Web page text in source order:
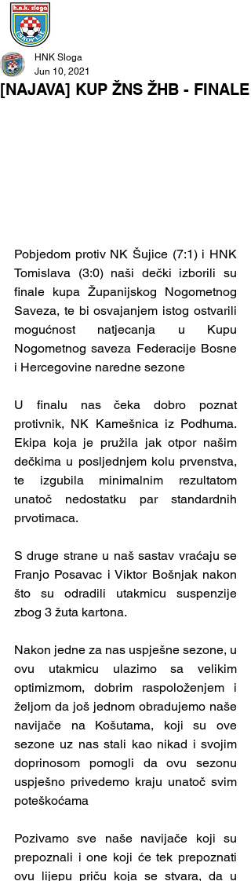
[NAJAVA] KUP ŽNS ŽHB - FINALE
HNK Sloga
Jun 10, 2021
Pobjedom protiv NK Šujice (7:1) i HNK
Tomislava (3:0) naši dečki izborili su
finale kupa Županijskog Nogometnog
Saveza, te bi osvajanjem istog ostvarili
mogućnost natjecanja u Kupu
Nogometnog saveza Federacije Bosne
i Hercegovine naredne sezone
U finalu nas čeka dobro poznat
protivnik, NK Kamešnica iz Podhuma.
Ekipa koja je pružila jak otpor našim
dečkima u posljednjem kolu prvenstva,
te izgubila minimalnim rezultatom
unatoč nedostatku par standardnih
prvotimaca.
S druge strane u naš sastav vraćaju se
Franjo Posavac i Viktor Bošnjak nakon
što su odradili utakmicu suspenzije
zbog 3 žuta kartona.
Nakon jedne za nas uspješne sezone, u
ovu utakmicu ulazimo sa velikim
optimizmom, dobrim raspoloženjem i
željom da još jednom obradujemo naše
navijače na Košutama, koji su ove
sezone uz nas stali kao nikad i svojim
doprinosom pomogli da ovu sezonu
uspješno privedemo kraju unatoč svim
poteškoćama
Pozivamo sve naše navijače koji su
prepoznali i one koji će tek prepoznati
ovu lijepu priču koja se stvara, da u